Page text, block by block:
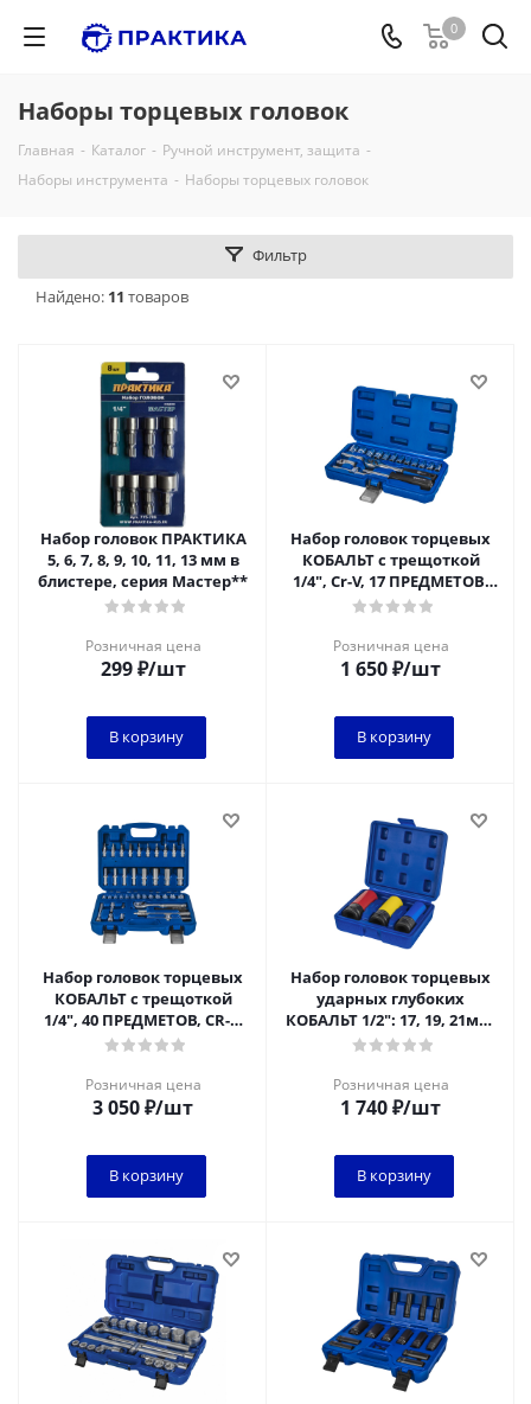
0
Наборы торцевых головок
Главная - Каталог - Ручной инструмент, защита -
Наборы инструмента - Наборы торцевых головок
Фильтр
Найдено: 11 товаров
Набор головок ПРАКТИКА
5, 6, 7, 8, 9, 10, 11, 13 мм в
блистере, серия Мастер**
Розничная цена
299₽/шт
В корзину
Набор головок торцевых
КОБАЛЬТ с трещоткой
1/4", Cr-V, 17 ПРЕДМЕТОВ,
кейс
Розничная цена
1 650₽/шт
В корзину
Набор головок торцевых
КОБАЛЬТ с трещоткой
1/4", 40 ПРЕДМЕТОВ, CR-V,
кейс
Розничная цена
3 050₽/шт
В корзину
Набор головок торцевых
ударных глубоких
КОБАЛЬТ 1/2": 17, 19, 21мм,
для легкосплавных колес
Розничная цена
1 740₽/шт
В корзину